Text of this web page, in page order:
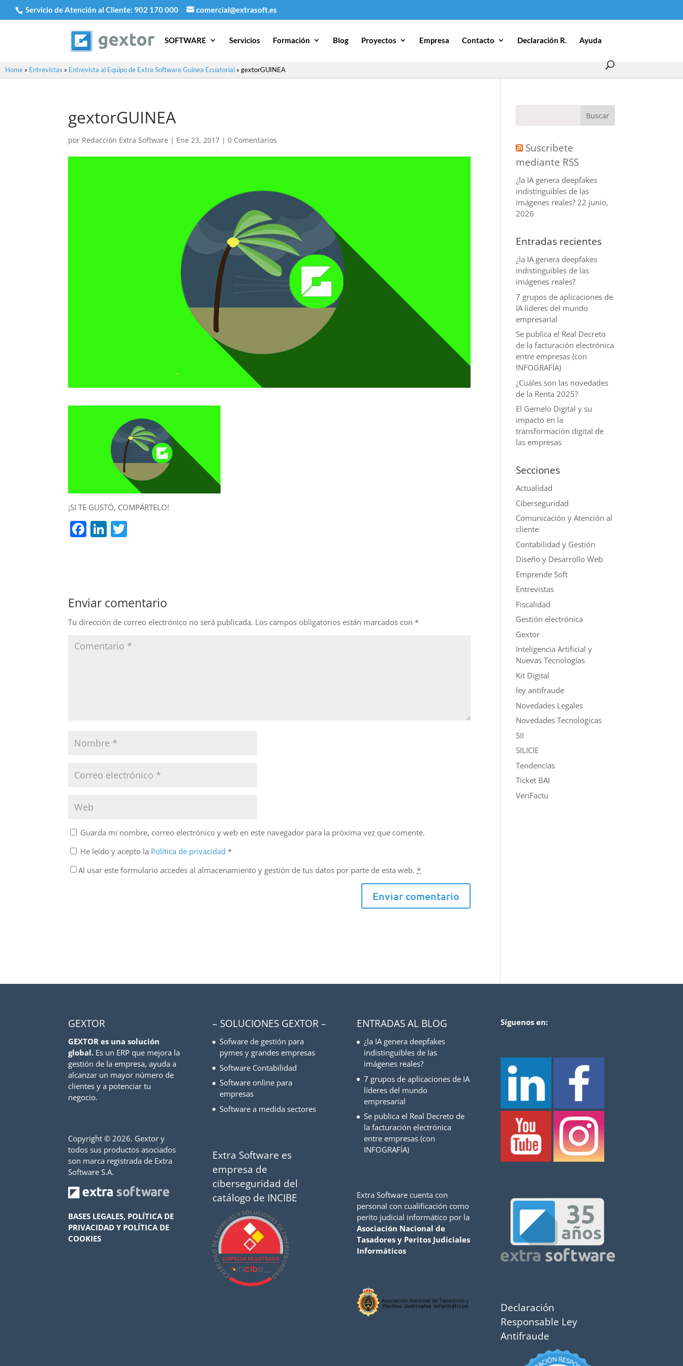
Servicio de Atención al Cliente: 902 170 000 comercial@extrasoft.es
SOFTWARE Servicios Formación Blog Proyectos Empresa Contacto Declaración R. Ayuda
Home » Entrevistas » Entrevista al Equipo de Extra Software Guinea Ecuatorial » gextorGUINEA
gextorGUINEA
por Redacción Extra Software | Ene 23, 2017 |0 Comentarios
¡SI TE GUSTÓ, COMPÁRTELO!
F
b
o
o
k
Li
n
Enviar comentario
Tu dirección de correo electrónico no será publicada. Los campos obligatorios están marcados con*
Guarda mi nombre, correo electrónico y web en este navegador para la próxima vez que comente.
He leído y acepto la Política de privacidad*
Al usar este formulario accedes al almacenamiento y gestión de tus datos por parte de esta web.*
Suscribete
mediante RSS
¿la IA genera deepfakes
indistinguibles de las
imágenes reales? 22 junio,
2026
Entradas recientes
¿la IA genera deepfakes
indistinguibles de las
imágenes reales?
7 grupos de aplicaciones de
IA líderes del mundo
empresarial
Se publica el Real Decreto
de la facturación electrónica
entre empresas (con
INFOGRAFÍA)
¿Cuáles son las novedades
de la Renta 2025?
El Gemelo Digital y su
impacto en la
transformación digital de
las empresas
Secciones
Actualidad
Ciberseguridad
Comunicación y Atención al
cliente
Contabilidad y Gestión
Diseño y Desarrollo Web
Emprende Soft
Entrevistas
Fiscalidad
Gestión electrónica
Gextor
Inteligencia Artificial y
Nuevas Tecnologías
Kit Digital
ley antifraude
Novedades Legales
Novedades Tecnológicas
SII
SILICIE
Tendencias
Ticket BAI
VeriFactu
GEXTOR
GEXTOR es una solución
global. Es un ERP que mejora la
gestión de la empresa, ayuda a
alcanzar un mayor número de
clientes y a potenciar tu
negocio.
Copyright ©2026. Gextor y
todos sus productos asociados
son marca registrada de Extra
Software S.A.
BASES LEGALES, POLÍTICA DE
PRIVACIDAD Y POLÍTICA DE
COOKIES
– SOLUCIONES GEXTOR –
Sofware de gestión para
pymes y grandes empresas
Software Contabilidad
Software online para
empresas
Software a medida sectores
Extra Software es
empresa de
ciberseguridad del
catálogo de INCIBE
ENTRADAS AL BLOG
¿la IA genera deepfakes
indistinguibles de las
imágenes reales?
7 grupos de aplicaciones de IA
líderes del mundo
empresarial
Se publica el Real Decreto de
la facturación electrónica
entre empresas (con
INFOGRAFÍA)
Extra Software cuenta con
personal con cualificación como
perito judicial informático por la
Asociación Nacional de
Tasadores y Peritos Judiciales
Informáticos
Síguenos en:
Declaración
Responsable Ley
Antifraude